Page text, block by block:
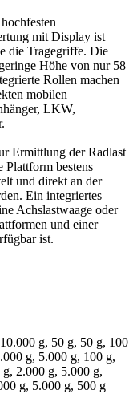
mit Display ist
die Tragegriffe. Die
Höhe von nur 58
Rollen machen
mobilen
LKW,
Ermittlung der Radlast
Plattform bestens
und direkt an der
Ein integriertes
Achslastwaage oder
und einer
ist.
g, 50 g, 50 g, 100
g, 5.000 g, 100 g,
2.000 g, 5.000 g,
g, 5.000 g, 500 g